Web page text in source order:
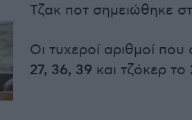
Τζακ ποτ σημειώθηκε
Οι τυχεροί αριθμοί που
27, 36, 39 και τζόκερ το